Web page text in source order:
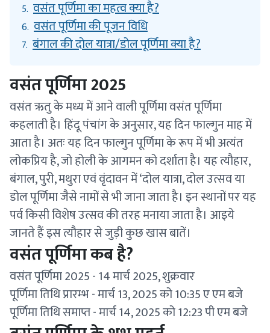
5. वसंत पूर्णिमा का महत्व क्या है?
6. वसंत पूर्णिमा की पूजन विधि
7. बंगाल की दोल यात्रा/डोल पूर्णिमा क्या है?
वसंत पूर्णिमा 2025
वसंत ऋतु के मध्य में आने वाली पूर्णिमा वसंत पूर्णिमा
कहलाती है। हिंदू पंचांग के अनुसार, यह दिन फाल्गुन माह में
आता है। अतः यह दिन फाल्गुन पूर्णिमा के रूप में भी अत्यंत
लोकप्रिय है, जो होली के आगमन को दर्शाता है। यह त्यौहार,
बंगाल, पुरी, मथुरा एवं वृंदावन में ‘दोल यात्रा, दोल उत्सव या
डोल पूर्णिमा जैसे नामों से भी जाना जाता है। इन स्थानों पर यह
पर्व किसी विशेष उत्सव की तरह मनाया जाता है। आइये
जानते हैं इस त्यौहार से जुड़ी कुछ खास बातें।
वसंत पूर्णिमा कब है?
वसंत पूर्णिमा 2025 - 14 मार्च 2025, शुक्रवार
पूर्णिमा तिथि प्रारम्भ - मार्च 13, 2025 को 10:35 ए एम बजे
पूर्णिमा तिथि समाप्त - मार्च 14, 2025 को 12:23 पी एम बजे